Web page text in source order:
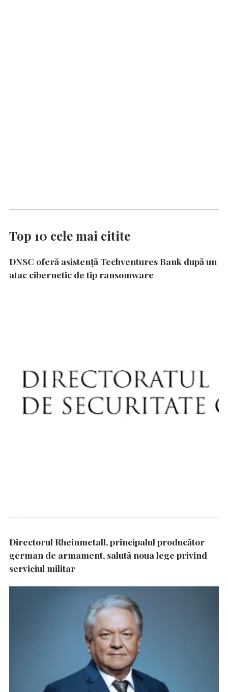
Top 10 cele mai citite
DNSC oferă asistență Techventures Bank după un
atac cibernetic de tip ransomware
Directorul Rheinmetall, principalul producător
german de armament, salută noua lege privind
serviciul militar